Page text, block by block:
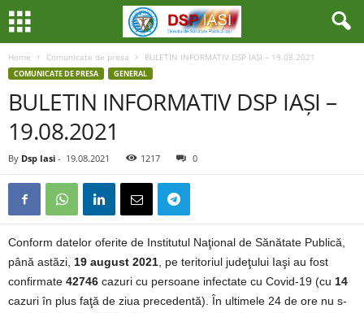
Home Comunicate de presa BULETIN INFORMATIV DSP IAȘI – 19.08.2021
COMUNICATE DE PRESA GENERAL
BULETIN INFORMATIV DSP IAȘI –
19.08.2021
By Dsp Iasi - 19.08.2021 1217 0
Conform datelor oferite de Institutul Naţional de Sănătate Publică,
până astăzi, 19 august 2021 , pe teritoriul judeţului Iaşi au fost
confirmate 42746 cazuri cu persoane infectate cu Covid-19 (cu 14
cazuri în plus faţă de ziua precedentă). În ultimele 24 de ore nu s-